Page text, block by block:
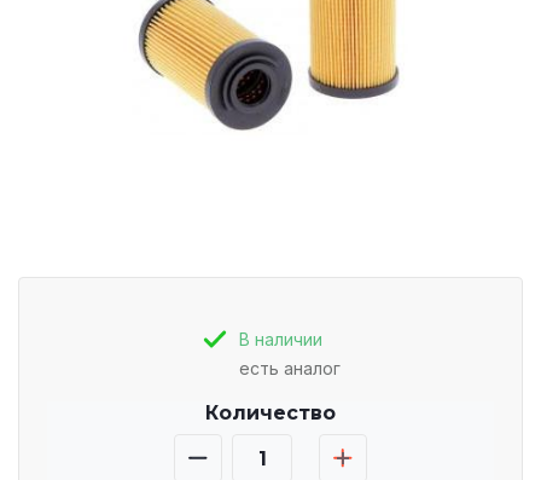
В наличии
есть аналог
Количество